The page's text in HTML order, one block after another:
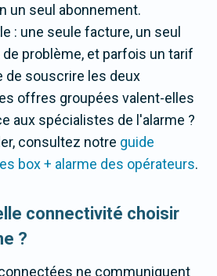
un seul abonnement.
: une seule facture, un seul
problème, et parfois un tarif
de souscrire les deux
offres groupées valent-elles
aux spécialistes de l'alarme ?
consultez notre guide
box + alarme des opérateurs.
connectivité choisir
?
ne communiquent